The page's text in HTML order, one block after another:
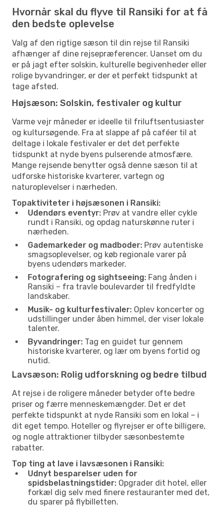
Hvornår skal du flyve til Ransiki for at få
den bedste oplevelse
Valg af den rigtige sæson til din rejse til Ransiki
afhænger af dine rejsepræferencer. Uanset om du
er på jagt efter solskin, kulturelle begivenheder eller
rolige byvandringer, er der et perfekt tidspunkt at
tage afsted.
Højsæson: Solskin, festivaler og kultur
Varme vejr måneder er ideelle til friluftsentusiaster
og kultursøgende. Fra at slappe af på caféer til at
deltage i lokale festivaler er det det perfekte
tidspunkt at nyde byens pulserende atmosfære.
Mange rejsende benytter også denne sæson til at
udforske historiske kvarterer, vartegn og
naturoplevelser i nærheden.
Topaktiviteter i højsæsonen i Ransiki:
Udendørs eventyr: Prøv at vandre eller cykle
rundt i Ransiki, og opdag naturskønne ruter i
nærheden.
Gademarkeder og madboder: Prøv autentiske
smagsoplevelser, og køb regionale varer på
byens udendørs markeder.
Fotografering og sightseeing: Fang ånden i
Ransiki – fra travle boulevarder til fredfyldte
landskaber.
Musik- og kulturfestivaler: Oplev koncerter og
udstillinger under åben himmel, der viser lokale
talenter.
Byvandringer: Tag en guidet tur gennem
historiske kvarterer, og lær om byens fortid og
nutid.
Lavsæson: Rolig udforskning og bedre tilbud
At rejse i de roligere måneder betyder ofte bedre
priser og færre menneskemængder. Det er det
perfekte tidspunkt at nyde Ransiki som en lokal – i
dit eget tempo. Hoteller og flyrejser er ofte billigere,
og nogle attraktioner tilbyder sæsonbestemte
rabatter.
Top ting at lave i lavsæsonen i Ransiki:
Udnyt besparelser uden for
spidsbelastningstider: Opgrader dit hotel, eller
forkæl dig selv med finere restauranter med det,
du sparer på flybilletten.